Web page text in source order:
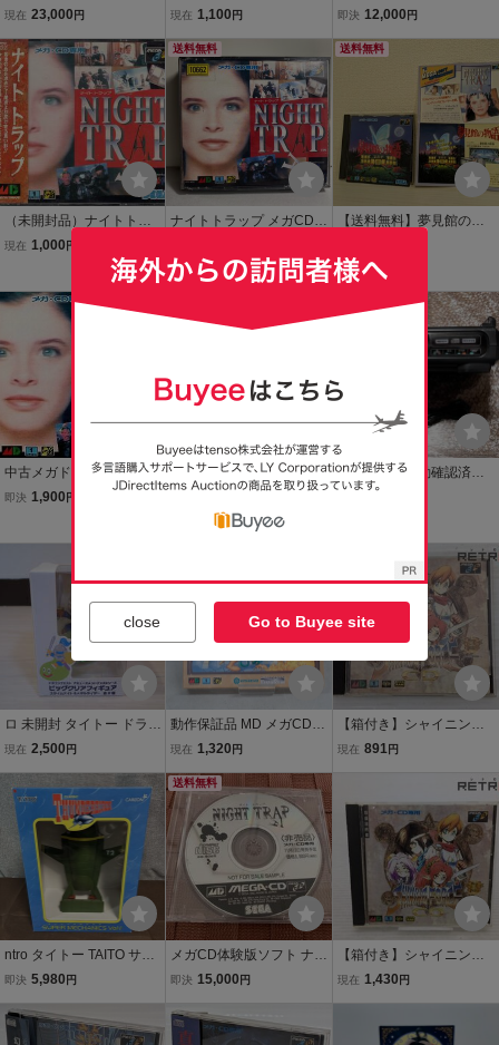
テニス
現在 23,000 円
ナイト・ストライカー NI
ガキ付【PP
現在 1,100 円
イトー ナイト・ストライ
IGHT STRIKER】
即決 12,000 円
（未開封品）ナイトトラ
ップ (NIGHT_TRAP)【SE
GA】【メガCD】【MD】
現在 1,000 円
送料無料
ナイトトラップ メガCD専
ブ ソフト
Yahoo!フリマ
送料無料
【送料無料】夢見館の物
MEGA CD セガ NIG
HT TRAP ナイトトラッ
プ 女神転生 ダークウ
ィザード
中古メガドライブCDソフ
ト(メガCD) ナイトトラッ
即決 1,900 円
MD メガCD版 ナイトトラ
ップ SEGA メガドライブ
セガ [MEGACD]
Yahoo!フリマ
〈現状品・起動確認済
み〉MD セガ メガCD 本
メガCD1 MEGA CD SEG
A CD メガドライブ
ロ 未開封 タイトー ドラゴ
ンクエスト AM ビッグク
ムナイト】
現在 2,500 円
動作保証品 MD メガCD
ドラゴンズ・レア DRAG
ラゴンバスターガイド付
【PP
現在 1,320 円
【箱付き】シャイニング
フォースCD メガCD meg
現在 891円
ntro タイトー TAITO サン
ダーバード CLASSIC TH
メカニクス Vol.1 サンダー
バード2号
即決 5,980 円
送料無料
メガCD体験版ソフト ナイ
トトラップ NIGHT TRAP
MEGA-CD MEGA DRIVE
GENESIS DEMO DISC 非
即決 15,000 円
【箱付き】シャイニング
フォースCD メガCD meg
現在 1,430 円
close Go to Buyee site